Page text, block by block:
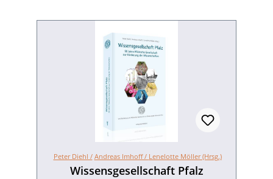
Peter Diehl / Andreas Imhoff / Lenelotte Möller (Hrsg.)
Wissensgesellschaft Pfalz